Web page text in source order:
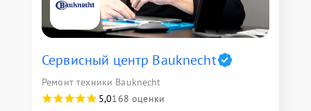
Сервисный центр Bauknecht
Ремонт техники Bauknecht
5,0168 оценки